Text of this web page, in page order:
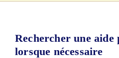
Rechercher une aide
lorsque nécessaire